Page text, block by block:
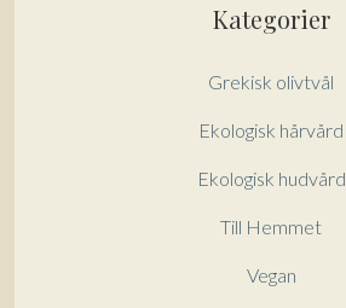
Kategorier
Grekisk olivtvål
Ekologisk hårvård
Ekologisk hudvård
Till Hemmet
Vegan